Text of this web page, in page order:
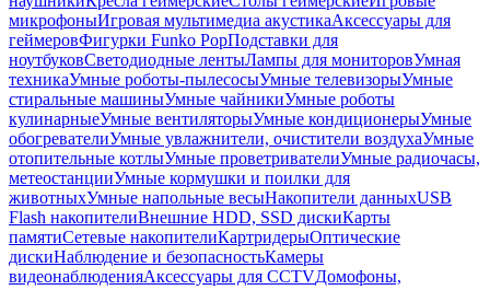
микрофоныИгровая мультимедиа акустикаАксессуары для
геймеровФигурки Funko PopПодставки для
ноутбуковСветодиодные лентыЛампы для мониторовУмная
техникаУмные роботы-пылесосыУмные телевизорыУмные
стиральные машиныУмные чайникиУмные роботы
кулинарныеУмные вентиляторыУмные кондиционерыУмные
обогревателиУмные увлажнители, очистители воздухаУмные
отопительные котлыУмные проветривателиУмные радиочасы,
метеостанцииУмные кормушки и поилки для
животныхУмные напольные весыНакопители данныхUSB
Flash накопителиВнешние HDD, SSD дискиКарты
памятиСетевые накопителиКартридерыОптические
дискиНаблюдение и безопасностьКамеры
видеонаблюденияАксессуары для CCTVДомофоны,